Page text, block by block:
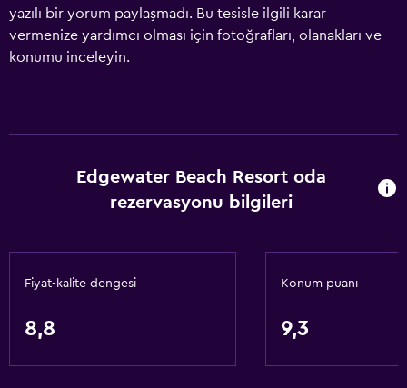
yazılı bir yorum paylaşmadı. Bu tesisle ilgili karar
vermenize yardımcı olması için fotoğrafları, olanakları ve
konumu inceleyin.
Edgewater Beach Resort oda
rezervasyonu bilgileri
Fiyat-kalite dengesi
8,8
Konum puanı
9,3